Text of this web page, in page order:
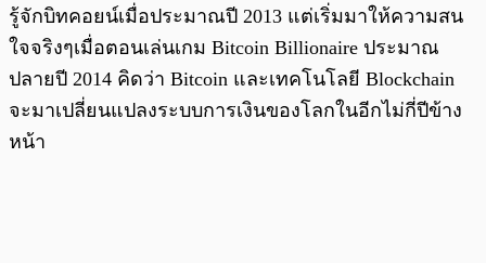
รู้จักบิทคอยน์เมื่อประมาณปี 2013 แต่เริ่มมาให้ความสน
ใจจริงๆเมื่อตอนเล่นเกม Bitcoin Billionaire ประมาณ
ปลายปี 2014 คิดว่า Bitcoin และเทคโนโลยี Blockchain
จะมาเปลี่ยนแปลงระบบการเงินของโลกในอีกไม่กี่ปีข้าง
หน้า